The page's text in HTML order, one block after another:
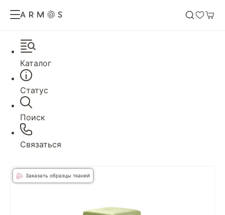
Каталог
Статус
Поиск
Связаться
Заказать образцы тканей